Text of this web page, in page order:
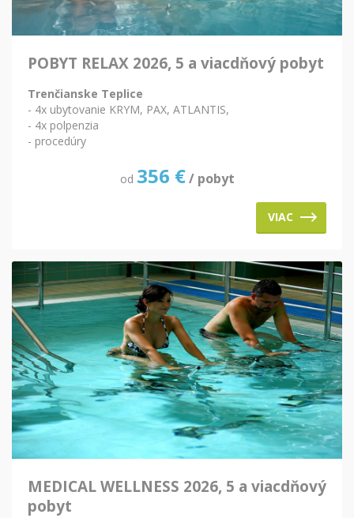
POBYT RELAX 2026, 5 a viacdňový pobyt
Trenčianske Teplice
- 4x ubytovanie KRYM, PAX, ATLANTIS,
- 4x polpenzia
- procedúry
od 356 € / pobyt
VIAC
MEDICAL WELLNESS 2026, 5 a viacdňový
pobyt